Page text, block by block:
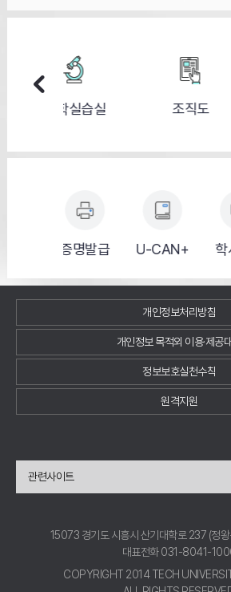
U-CAN+ 학사정보
개인정보처리방침
개인정보 목적외 이용·제공
정보보호실천수칙
원격지원
관련사이트
15073 경기도 시흥시 산기대학로 237 (정
대표전화 031-8041-
COPYRIGHT 2014 TECH